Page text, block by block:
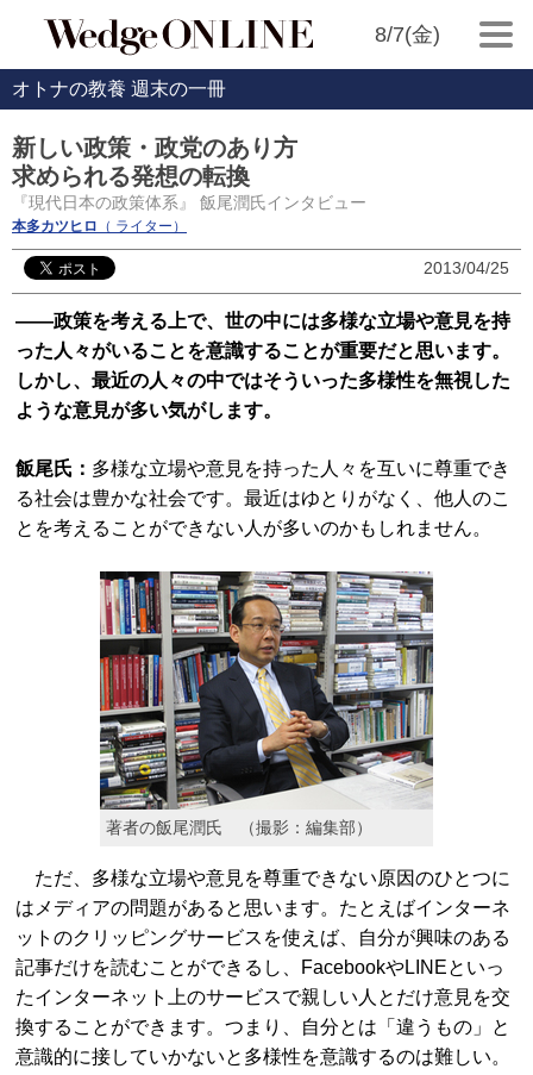
8/7(金)
オトナの教養 週末の一冊
新しい政策・政党のあり方
求められる発想の転換
『現代日本の政策体系』 飯尾潤氏インタビュー
本多カツヒロ （ ライター）
2013/04/25
――政策を考える上で、世の中には多様な立場や意見を持
った人々がいることを意識することが重要だと思います。
しかし、最近の人々の中ではそういった多様性を無視した
ような意見が多い気がします。
飯尾氏： 多様な立場や意見を持った人々を互いに尊重でき
る社会は豊かな社会です。最近はゆとりがなく、他人のこ
とを考えることができない人が多いのかもしれません。
著者の飯尾潤氏 （撮影：編集部）
ただ、多様な立場や意見を尊重できない原因のひとつに
はメディアの問題があると思います。たとえばインターネ
ットのクリッピングサービスを使えば、自分が興味のある
記事だけを読むことができるし、FacebookやLINEといっ
たインターネット上のサービスで親しい人とだけ意見を交
換することができます。つまり、自分とは「違うもの」と
意識的に接していかないと多様性を意識するのは難しい。